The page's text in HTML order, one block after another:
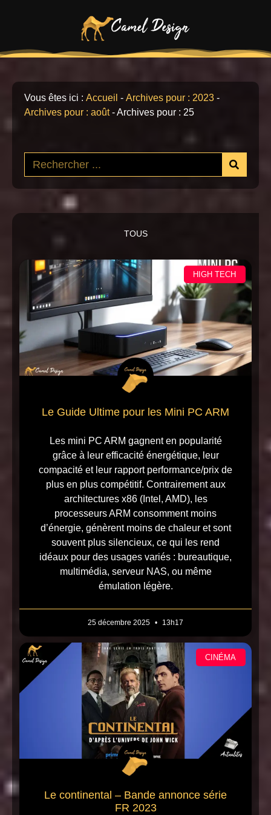
Vous êtes ici : Accueil - Archives pour : 2023 -
Archives pour : août-Archives pour : 25
TOUS
HIGH TECH
Le Guide Ultime pour les Mini PC ARM
Les mini PC ARM gagnent en popularité
grâce à leur efficacité énergétique, leur
compacité et leur rapport performance/prix de
plus en plus compétitif. Contrairement aux
architectures x86 (Intel, AMD), les
processeurs ARM consomment moins
d’énergie, génèrent moins de chaleur et sont
souvent plus silencieux, ce qui les rend
idéaux pour des usages variés : bureautique,
multimédia, serveur NAS, ou même
émulation légère.
25 décembre 2025 13h17
CINÉMA
Le continental – Bande annonce série
FR 2023